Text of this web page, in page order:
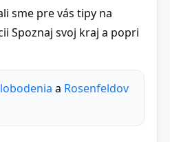
sme pre vás tipy na
Spoznaj svoj kraj a popri
a Rosenfeldov